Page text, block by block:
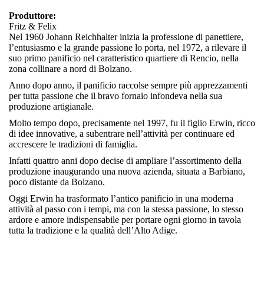
Produttore:
Fritz & Felix
Nel 1960 Johann Reichhalter inizia la professione di panettiere,
l’entusiasmo e la grande passione lo porta, nel 1972, a rilevare il
suo primo panificio nel caratteristico quartiere di Rencio, nella
zona collinare a nord di Bolzano.
Anno dopo anno, il panificio raccolse sempre più apprezzamenti
per tutta passione che il bravo fornaio infondeva nella sua
produzione artigianale.
Molto tempo dopo, precisamente nel 1997, fu il figlio Erwin, ricco
di idee innovative, a subentrare nell’attività per continuare ed
accrescere le tradizioni di famiglia.
Infatti quattro anni dopo decise di ampliare l’assortimento della
produzione inaugurando una nuova azienda, situata a Barbiano,
poco distante da Bolzano.
Oggi Erwin ha trasformato l’antico panificio in una moderna
attività al passo con i tempi, ma con la stessa passione, lo stesso
ardore e amore indispensabile per portare ogni giorno in tavola
tutta la tradizione e la qualità dell’Alto Adige.